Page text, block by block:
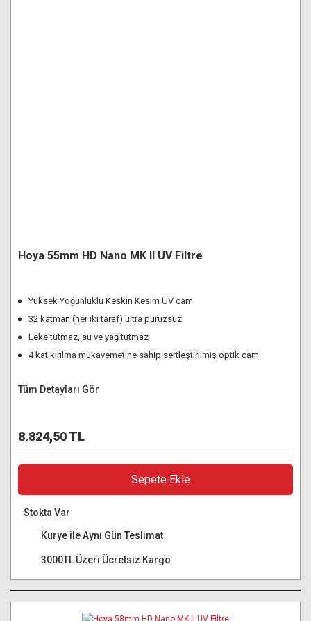
Hoya 55mm HD Nano MK II UV Filtre
Yüksek Yoğunluklu Keskin Kesim UV cam
32 katman (her iki taraf) ultra pürüzsüz
Leke tutmaz, su ve yağ tutmaz
4 kat kırılma mukavemetine sahip sertleştirilmiş optik cam
Tüm Detayları Gör
8.824,50 TL
Sepete Ekle
Stokta Var
Kurye ile Aynı Gün Teslimat
3000TL Üzeri Ücretsiz Kargo